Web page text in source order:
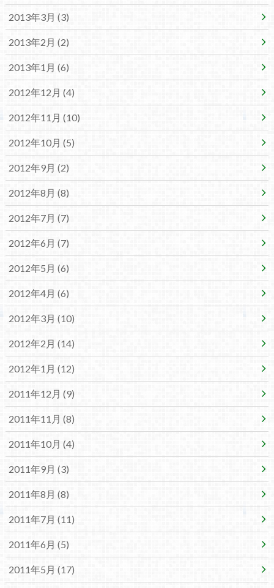
2013年3月 (3)
2013年2月 (2)
2013年1月 (6)
2012年12月 (4)
2012年11月 (10)
2012年10月 (5)
2012年9月 (2)
2012年8月 (8)
2012年7月 (7)
2012年6月 (7)
2012年5月 (6)
2012年4月 (6)
2012年3月 (10)
2012年2月 (14)
2012年1月 (12)
2011年12月 (9)
2011年11月 (8)
2011年10月 (4)
2011年9月 (3)
2011年8月 (8)
2011年7月 (11)
2011年6月 (5)
2011年5月 (17)